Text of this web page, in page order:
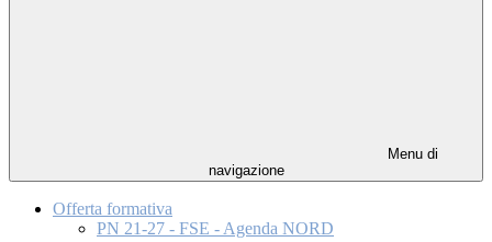
Menu di
navigazione
Offerta formativa
PN 21-27 - FSE - Agenda NORD